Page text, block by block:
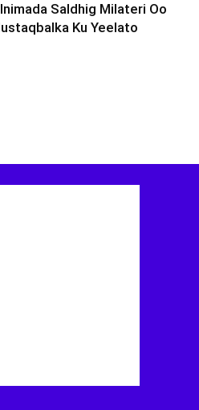
Saldhig Milateri Oo
Ku Yeelato